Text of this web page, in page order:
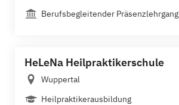
Berufsbegleitender Präsenzlehrgang
HeLeNa Heilpraktikerschule
Wuppertal
Heilpraktikerausbildung